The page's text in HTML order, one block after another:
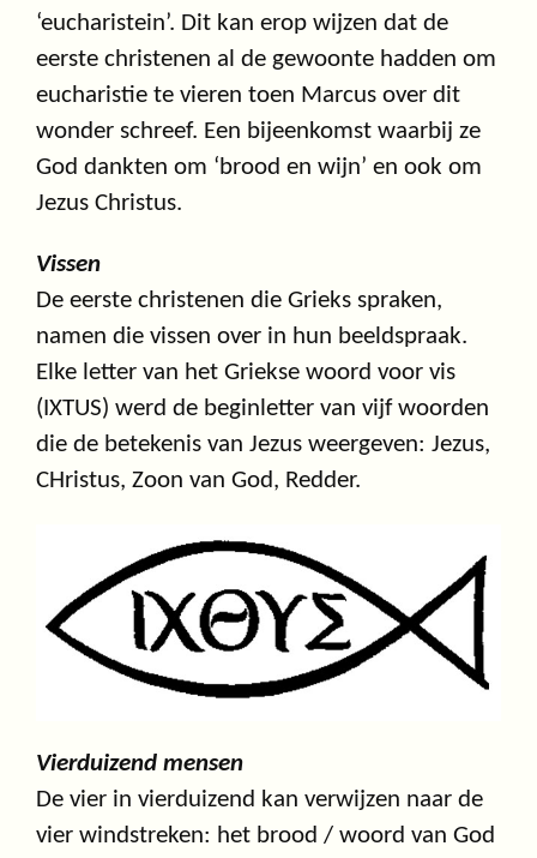
‘eucharistein’. Dit kan erop wijzen dat de
eerste christenen al de gewoonte hadden om
eucharistie te vieren toen Marcus over dit
wonder schreef. Een bijeenkomst waarbij ze
God dankten om ‘brood en wijn’ en ook om
Jezus Christus.
Vissen
De eerste christenen die Grieks spraken,
namen die vissen over in hun beeldspraak.
Elke letter van het Griekse woord voor vis
(IXTUS) werd de beginletter van vijf woorden
die de betekenis van Jezus weergeven: Jezus,
CHristus, Zoon van God, Redder.
Vierduizend mensen
De vier in vierduizend kan verwijzen naar de
vier windstreken: het brood / woord van God